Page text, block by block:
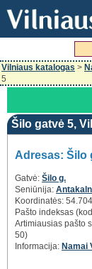
Vilniaus katalogas >
5
Šilo gatvė 5,
Adresas: Šilo
Gatvė: Šilo g.
Seniūnija:
Koordinatės:
Pašto indeksas
Artimiausias pašto
50)
Informacija: Namai